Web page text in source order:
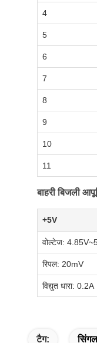
4
5
6
7
8
9
10
11
बाहरी बिजली
+5V
वोल्टेज:
रिपल: 20mV
विद्युत धारा: 0.2A
टैग: